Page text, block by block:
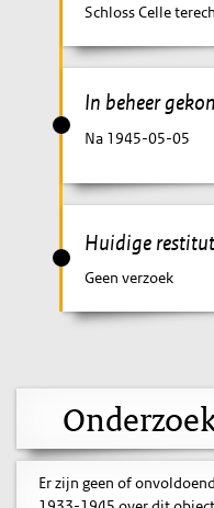
Schloss Celle
In beheer
Na 1945-05-05
Huidige
Geen verzoek
Er zijn geen of